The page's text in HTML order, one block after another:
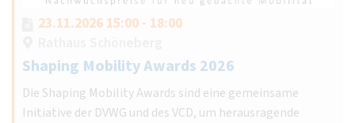
23.11.2026 15:00 - 18:00
Shaping Mobility Awards 2026
Die Shaping Mobility Awards sind eine gemeinsame
Initiative der DVWG und des VCD, um herausragende